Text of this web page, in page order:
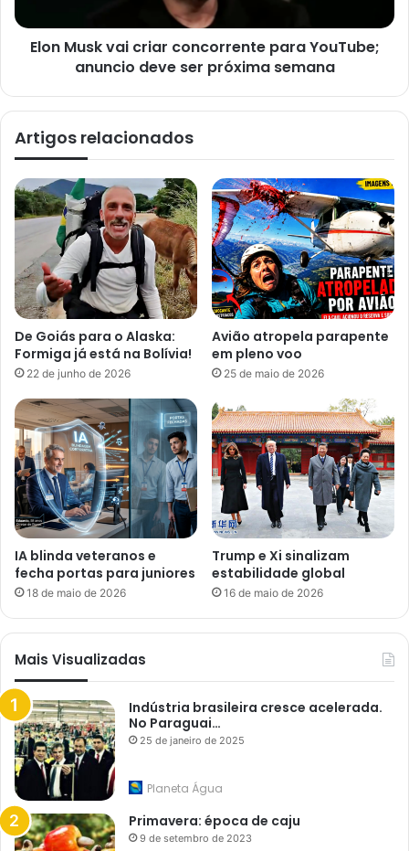
Elon Musk vai criar concorrente para YouTube;
anuncio deve ser próxima semana
Artigos relacionados
De Goiás para o Alaska:
Formiga já está na Bolívia!
22 de junho de 2026
Avião atropela parapente
em pleno voo
25 de maio de 2026
IA blinda veteranos e
fecha portas para juniores
18 de maio de 2026
Trump e Xi sinalizam
estabilidade global
16 de maio de 2026
Mais Visualizadas
Indústria brasileira cresce acelerada.
No Paraguai…
25 de janeiro de 2025
Planeta Água
Primavera: época de caju
9 de setembro de 2023